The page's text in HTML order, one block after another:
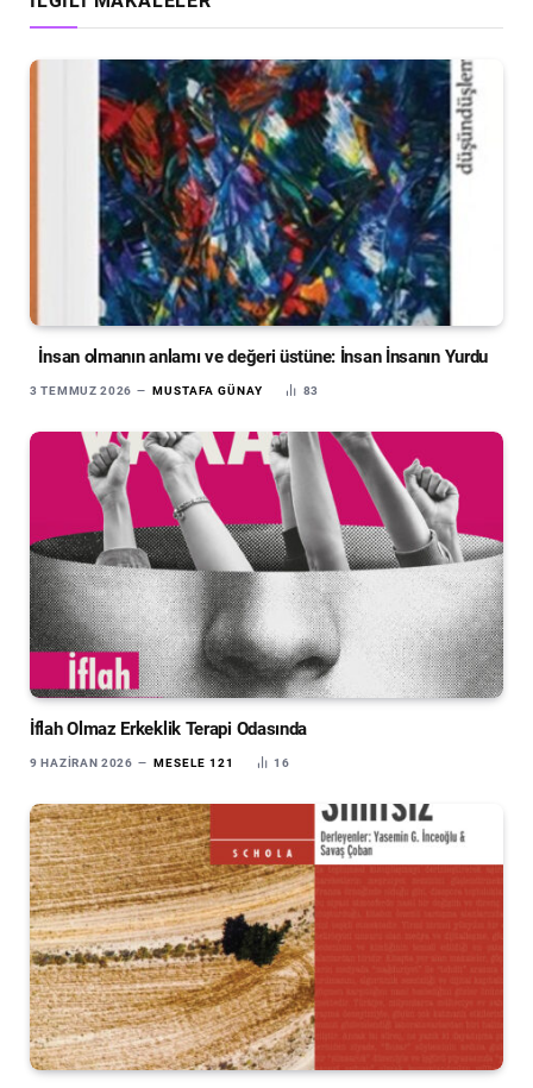
İnsan olmanın anlamı ve değeri üstüne: İnsan İnsanın Yurdu
3 TEMMUZ 2026 MUSTAFA GÜNAY 83
İflah Olmaz Erkeklik Terapi Odasında
9 HAZIRAN 2026 MESELE 121 16